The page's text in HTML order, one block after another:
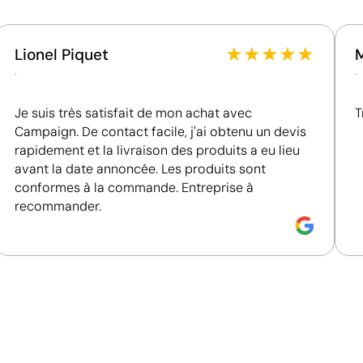
Couleurs unies intenses avec un excellent
Lionel Piquet
.
★★★★★
Je suis très satisfait de mon achat avec
Campaign. De contact facile, j'ai obtenu un devis
rapidement et la livraison des produits a eu lieu
avant la date annoncée. Les produits sont
conformes à la commande. Entreprise à
recommander.
.